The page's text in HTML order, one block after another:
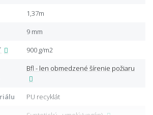
1,37m
9 mm
900 g/m2
Bfl - len obmedzené šírenie požiaru
PU recyklát